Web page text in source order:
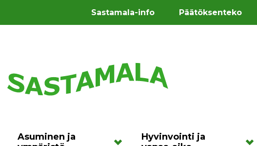
Sastamala-info Päätöksenteko
Asuminen ja
Hyvinvointi ja